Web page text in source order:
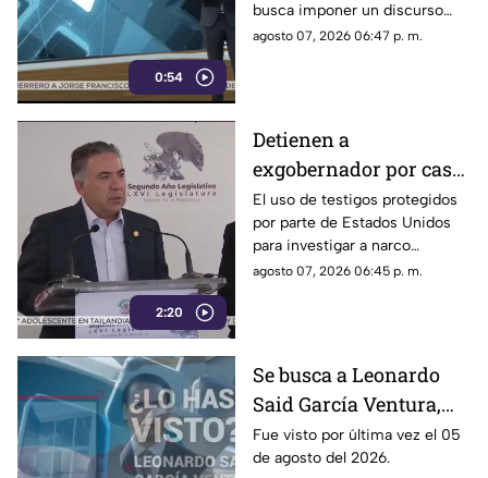
0:54
busca imponer un discurso
único y limitar las voces que
agosto 07, 2026 06:47 p. m.
2:20
Detienen a
exgobernador por caso
Ayotzinapa y desaforan
a alcaldes
El uso de testigos protegidos
por parte de Estados Unidos
para investigar a narco
políticos ha sido cuestionado
entre ellos Rubén Rocha y
Enrique Inzunza.
agosto 07, 2026 06:45 p. m.
Se busca a Leonardo
Said García Ventura,
desaparecido en
Cuernavaca
Fue visto por última vez el 05
de agosto del 2026.